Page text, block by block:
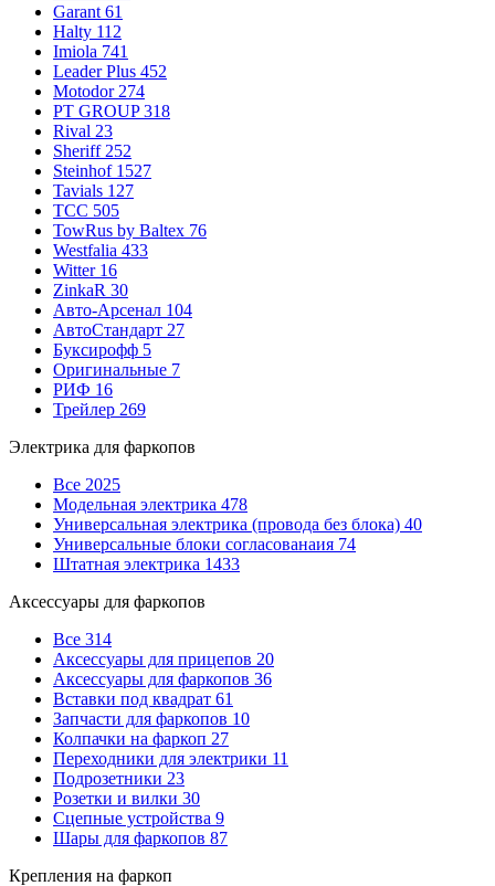
Garant 61
Halty 112
Imiola 741
Leader Plus 452
Motodor 274
PT GROUP 318
Rival 23
Sheriff 252
Steinhof 1527
Tavials 127
TCC 505
TowRus by Baltex 76
Westfalia 433
Witter 16
ZinkaR 30
Авто-Арсенал 104
АвтоСтандарт 27
Буксирофф 5
Оригинальные 7
РИФ 16
Трейлер 269
Электрика для фаркопов
Все 2025
Модельная электрика 478
Универсальная электрика (провода без блока) 40
Универсальные блоки согласованаия 74
Штатная электрика 1433
Аксессуары для фаркопов
Все 314
Аксессуары для прицепов 20
Аксессуары для фаркопов 36
Вставки под квадрат 61
Запчасти для фаркопов 10
Колпачки на фаркоп 27
Переходники для электрики 11
Подрозетники 23
Розетки и вилки 30
Сцепные устройства 9
Шары для фаркопов 87
Крепления на фаркоп